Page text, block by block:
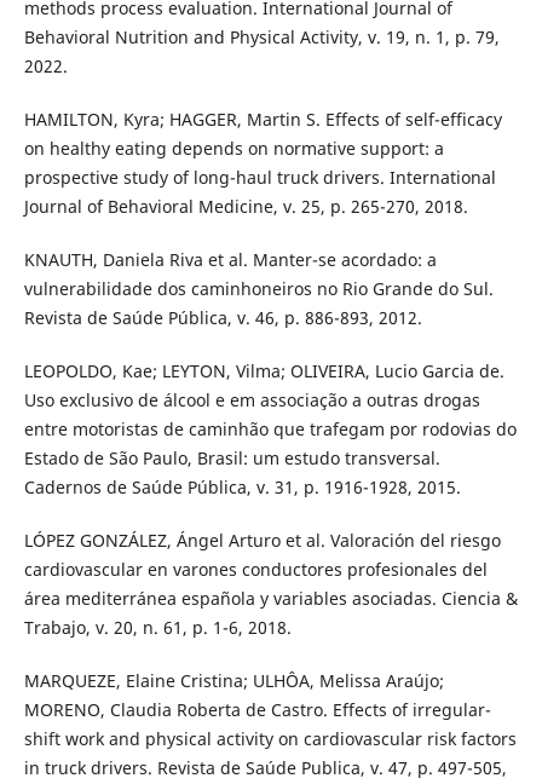
methods process evaluation. International Journal of
Behavioral Nutrition and Physical Activity, v. 19, n. 1, p. 79,
2022.
HAMILTON, Kyra; HAGGER, Martin S. Effects of self-efficacy
on healthy eating depends on normative support: a
prospective study of long-haul truck drivers. International
Journal of Behavioral Medicine, v. 25, p. 265-270, 2018.
KNAUTH, Daniela Riva et al. Manter-se acordado: a
vulnerabilidade dos caminhoneiros no Rio Grande do Sul.
Revista de Saúde Pública, v. 46, p. 886-893, 2012.
LEOPOLDO, Kae; LEYTON, Vilma; OLIVEIRA, Lucio Garcia de.
Uso exclusivo de álcool e em associação a outras drogas
entre motoristas de caminhão que trafegam por rodovias do
Estado de São Paulo, Brasil: um estudo transversal.
Cadernos de Saúde Pública, v. 31, p. 1916-1928, 2015.
LÓPEZ GONZÁLEZ, Ángel Arturo et al. Valoración del riesgo
cardiovascular en varones conductores profesionales del
área mediterránea española y variables asociadas. Ciencia &
Trabajo, v. 20, n. 61, p. 1-6, 2018.
MARQUEZE, Elaine Cristina; ULHÔA, Melissa Araújo;
MORENO, Claudia Roberta de Castro. Effects of irregular-
shift work and physical activity on cardiovascular risk factors
in truck drivers. Revista de Saúde Publica, v. 47, p. 497-505,